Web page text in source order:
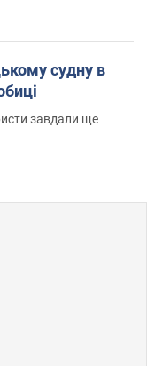
судну в
завдали ще